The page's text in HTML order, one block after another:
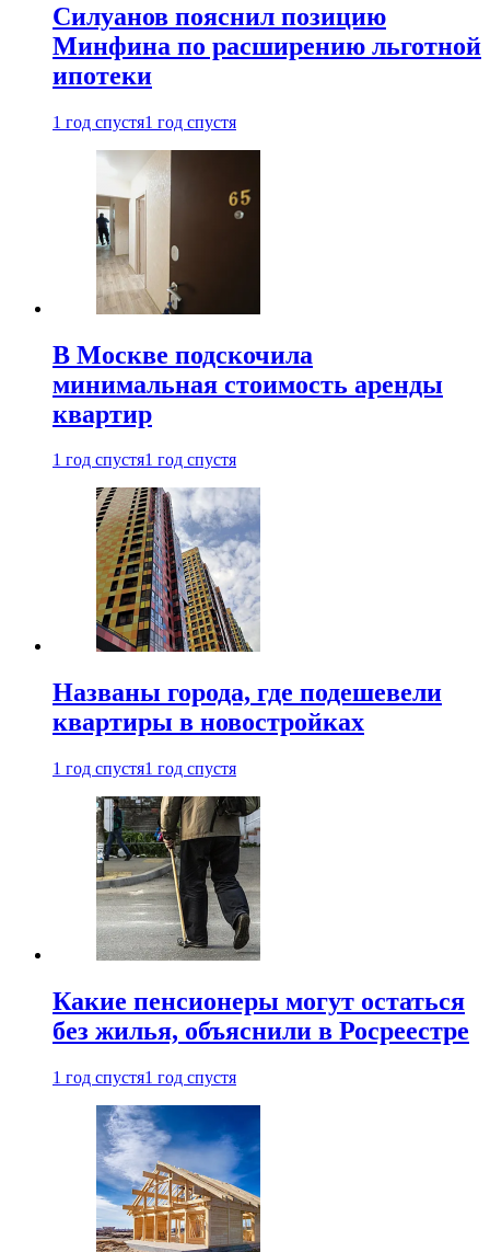
Силуанов пояснил позицию
Минфина по расширению льготной
ипотеки
1 год спустя1 год спустя
В Москве подскочила
минимальная стоимость аренды
квартир
1 год спустя1 год спустя
Названы города, где подешевели
квартиры в новостройках
1 год спустя1 год спустя
Какие пенсионеры могут остаться
без жилья, объяснили в Росреестре
1 год спустя1 год спустя